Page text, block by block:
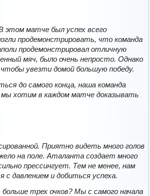
этом матче был успех всего
продемонстрировать, что команда
продемонстрировал отличную
мяч, было очень непросто. Однако
увезти домой большую победу.
до самого конца, наша команда
мы хотим в каждом матче доказывать
Приятно видеть много голов
на поле. Аталанта создает много
прессингует. Тем не менее, нам
с давлением и добиться успеха.
трех очков? Мы с самого начала